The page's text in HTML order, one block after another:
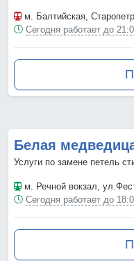
м. Балтийская,
Сегодня работает до
Белая
Услуги по замене петель
м. Речной вокзал,
Сегодня работает до